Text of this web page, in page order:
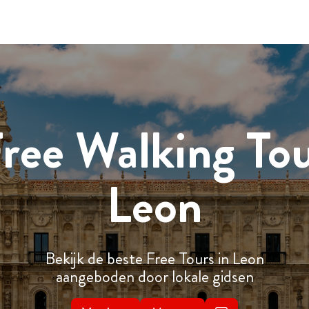
Walking
Leon
Bekijk de beste Free Tours in Leon
aangeboden door lokale gidsen